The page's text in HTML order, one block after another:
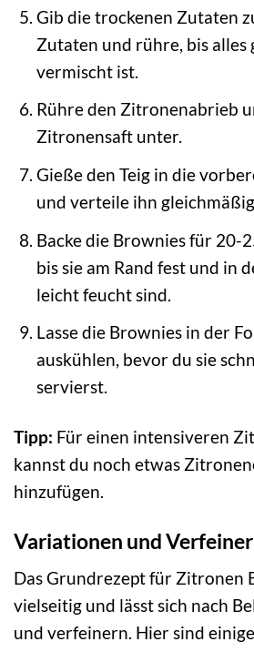
Gib die trockenen Zutaten
Zutaten und rühre, bis alles
vermischt ist.
Rühre den Zitronenabrieb
Zitronensaft unter.
Gieße den Teig in die
und verteile ihn
Backe die Brownies für 20-
bis sie am Rand fest und in
leicht feucht sind.
Lasse die Brownies in der
auskühlen, bevor du sie
servierst.
Tipp: Für einen intensiveren
kannst du noch etwas
hinzufügen.
Variationen und
Das Grundrezept für Zitronen
vielseitig und lässt sich nach
und verfeinern. Hier sind